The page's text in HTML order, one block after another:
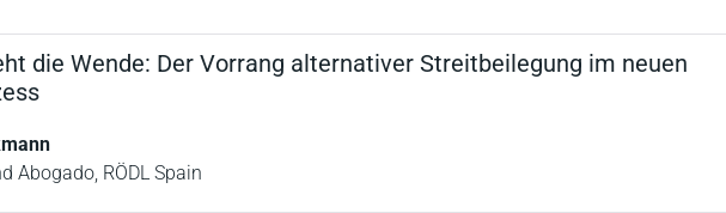
die Wende: Der Vorrang alternativer Streitbeilegung im neuen
Abogado, RÖDL Spain